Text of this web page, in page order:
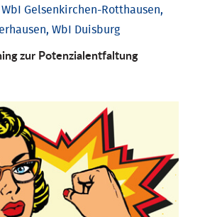
Gelsenkirchen-Rotthausen,
WbI Duisburg
zur Potenzialentfaltung